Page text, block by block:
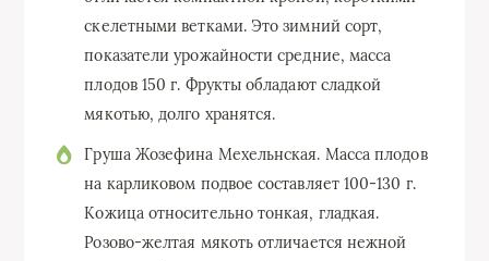
скелетными ветками. Это зимний сорт,
показатели урожайности средние, масса
плодов 150 г. Фрукты обладают сладкой
мякотью, долго хранятся.
Груша Жозефина Мехельнская. Масса плодов
на карликовом подвое составляет 100-130 г.
Кожица относительно тонкая, гладкая.
Розово-желтая мякоть отличается нежной